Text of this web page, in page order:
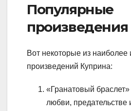
Популярные
произведения
Вот некоторые из наиболее
произведений Куприна:
«Гранатовый браслет»
любви, предательстве